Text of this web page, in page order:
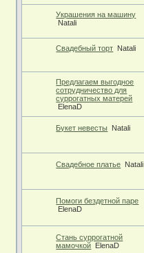
Украшения на машину
Natali
Свадебный торт Natali
Предлагаем выгодное
сотрудничество для
суррогатных матерей
ElenaD
Букет невесты Natali
Свадебное платье Natali
Помоги бездетной паре
ElenaD
Стань суррогатной
мамочкой ElenaD